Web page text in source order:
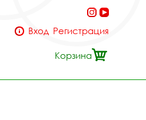
Вход Регистрация
Корзина